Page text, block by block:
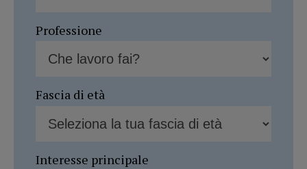
Professione
Fascia di età
Interesse principale